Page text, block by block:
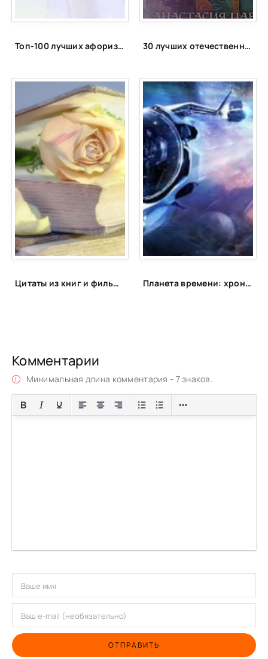
Топ-100 лучших афоризмов и высказываний про себя 30 лучших отечественных фэнтези циклов
Цитаты из книг и фильмов, которые помогут не сдаться в трудную минуту или после неудачи Планета времени: хронооперы, которые заставят поломать голову
Комментарии
Минимальная длина комментария - 7 знаков.
ОТПРАВИТЬ